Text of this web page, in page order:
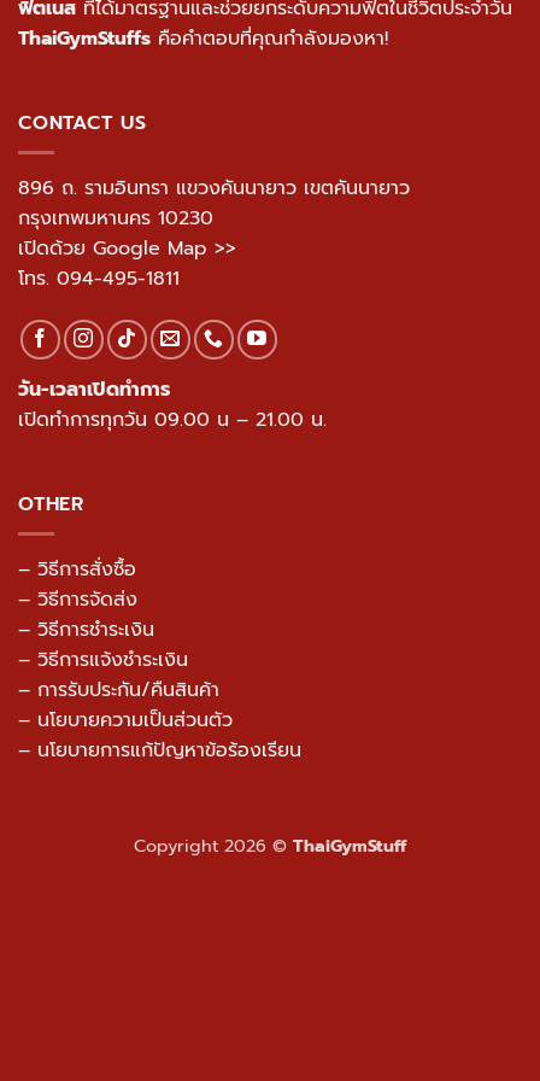
ฟิตเนส ที่ได้มาตรฐานและช่วยยกระดับความฟิตในชีวิตประจำวัน
ThaiGymStuffs คือคำตอบที่คุณกำลังมองหา!
CONTACT US
896 ถ. รามอินทรา แขวงคันนายาว เขตคันนายาว
กรุงเทพมหานคร 10230
เปิดด้วย Google Map >>
โทร. 094-495-1811
วัน-เวลาเปิดทำการ
เปิดทำการทุกวัน 09.00 น – 21.00 น.
OTHER
– วิธีการสั่งซื้อ
– วิธีการจัดส่ง
– วิธีการชำระเงิน
– วิธีการแจ้งชำระเงิน
– การรับประกัน/คืนสินค้า
– นโยบายความเป็นส่วนตัว
– นโยบายการแก้ปัญหาข้อร้องเรียน
Copyright 2026 © ThaiGymStuff